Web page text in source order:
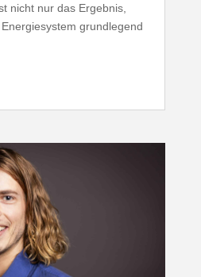
nicht nur das Ergebnis,
grund­legend